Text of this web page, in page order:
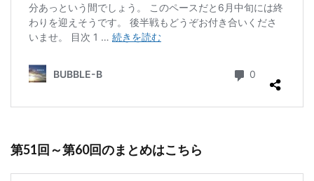
第51回～第60回のまとめはこちら